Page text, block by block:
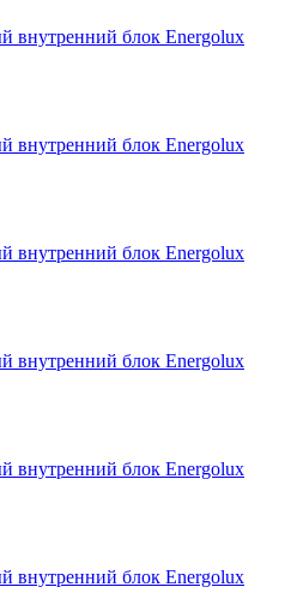
внутренний блок Energolux
внутренний блок Energolux
внутренний блок Energolux
внутренний блок Energolux
внутренний блок Energolux
внутренний блок Energolux